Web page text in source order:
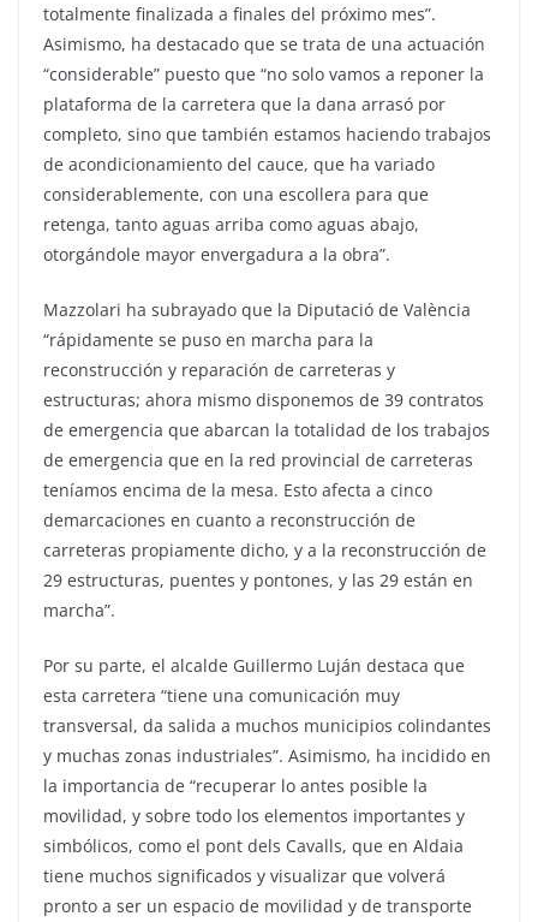
totalmente finalizada a finales del próximo mes”.
Asimismo, ha destacado que se trata de una actuación
“considerable” puesto que “no solo vamos a reponer la
plataforma de la carretera que la dana arrasó por
completo, sino que también estamos haciendo trabajos
de acondicionamiento del cauce, que ha variado
considerablemente, con una escollera para que
retenga, tanto aguas arriba como aguas abajo,
otorgándole mayor envergadura a la obra”.
Mazzolari ha subrayado que la Diputació de València
“rápidamente se puso en marcha para la
reconstrucción y reparación de carreteras y
estructuras; ahora mismo disponemos de 39 contratos
de emergencia que abarcan la totalidad de los trabajos
de emergencia que en la red provincial de carreteras
teníamos encima de la mesa. Esto afecta a cinco
demarcaciones en cuanto a reconstrucción de
carreteras propiamente dicho, y a la reconstrucción de
29 estructuras, puentes y pontones, y las 29 están en
marcha”.
Por su parte, el alcalde Guillermo Luján destaca que
esta carretera “tiene una comunicación muy
transversal, da salida a muchos municipios colindantes
y muchas zonas industriales”. Asimismo, ha incidido en
la importancia de “recuperar lo antes posible la
movilidad, y sobre todo los elementos importantes y
simbólicos, como el pont dels Cavalls, que en Aldaia
tiene muchos significados y visualizar que volverá
pronto a ser un espacio de movilidad y de transporte